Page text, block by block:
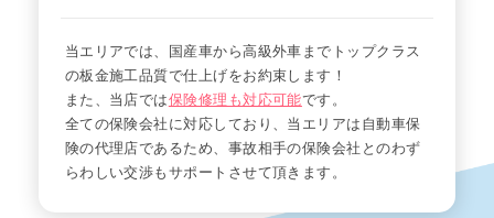
当エリアでは、国産車から高級外車までトップクラス
の板金施工品質で仕上げをお約束します！
また、当店では保険修理も対応可能です。
全ての保険会社に対応しており、当エリアは自動車保
険の代理店であるため、事故相手の保険会社とのわず
らわしい交渉もサポートさせて頂きます。